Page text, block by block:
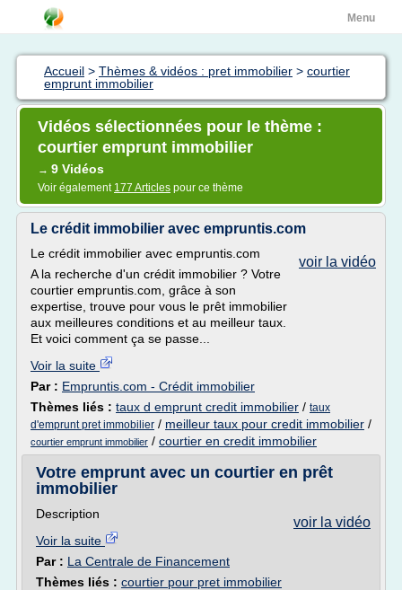
Menu
Accueil > Thèmes & vidéos : pret immobilier > courtier
emprunt immobilier
Vidéos sélectionnées pour le thème :
courtier emprunt immobilier
→ 9 Vidéos
Voir également 177 Articles pour ce thème
Le crédit immobilier avec empruntis.com
voir la vidéo
Le crédit immobilier avec empruntis.com
A la recherche d'un crédit immobilier ? Votre
courtier empruntis.com, grâce à son
expertise, trouve pour vous le prêt immobilier
aux meilleures conditions et au meilleur taux.
Et voici comment ça se passe...
Voir la suite
Par : Empruntis.com - Crédit immobilier
Thèmes liés : taux d emprunt credit immobilier / taux
d'emprunt pret immobilier / meilleur taux pour credit immobilier /
courtier emprunt immobilier / courtier en credit immobilier
Votre emprunt avec un courtier en prêt
immobilier
voir la vidéo
Description
Voir la suite
Par : La Centrale de Financement
Thèmes liés : courtier pour pret immobilier